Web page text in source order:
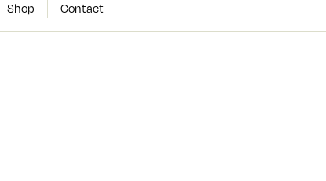
Shop Contact